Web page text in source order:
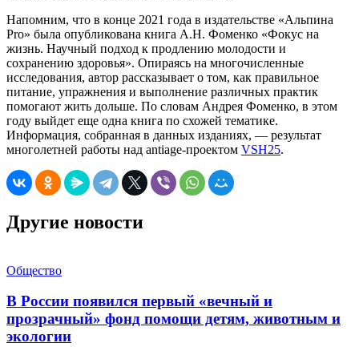
Напомним, что в конце 2021 года в издательстве «Альпина
Pro» была опубликована книга А.Н. Фоменко «Фокус на
жизнь. Научный подход к продлению молодости и
сохранению здоровья». Опираясь на многочисленные
исследования, автор рассказывает о том, как правильное
питание, упражнения и выполнение различных практик
помогают жить дольше. По словам Андрея Фоменко, в этом
году выйдет еще одна книга по схожей тематике.
Информация, собранная в данных изданиях, — результат
многолетней работы над antiage-проектом VSH25.
Другие новости
Общество
В России появился первый «вечный и
прозрачный» фонд помощи детям, животным и
экологии